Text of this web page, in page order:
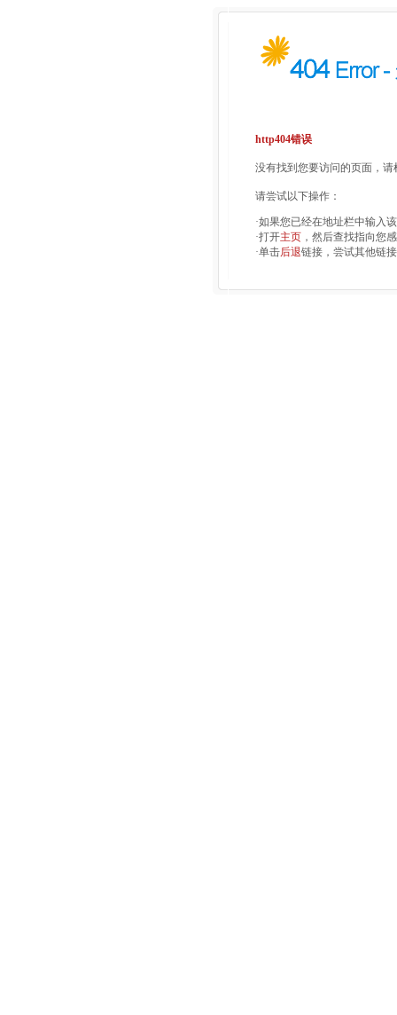
http404错误
没有找到您要访问的页面，
请尝试以下操作：
·如果您已经在地址栏中输入
·打开主页 ，然后查找指向您
·单击后退链接，尝试其他链